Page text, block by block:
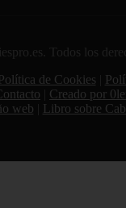
Todos los
Política de Cookies
Creado por
web
Libro sobre